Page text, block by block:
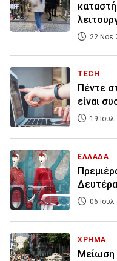
22 Νοε
TECH
Πέντε
είναι
19
ΕΛΛΑΔΑ
Δευτέρα
06
ΧΡΗΜΑ
Μείωση